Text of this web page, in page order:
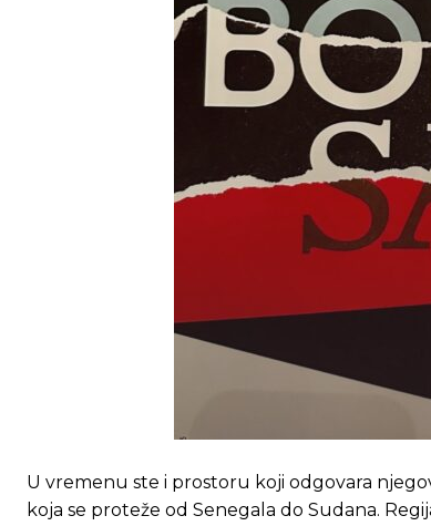
Ovim putem želimo da vam se
[wpuf_form id=”7463”]
Ovim putem želimo da vam se
[wpuf_form id=”7463”]
U vremenu ste i prostoru koji odgovara
koja se proteže od Senegala do Sudana.